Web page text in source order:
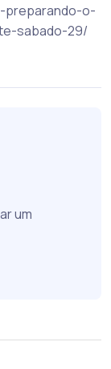
preparando-o-
sabado-29/
um